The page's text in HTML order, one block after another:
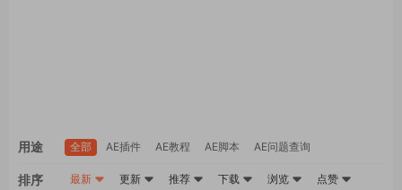
用途 全部 AE插件 AE教程 AE脚本 AE问题查询
排序 最新 更新 推荐 下载 浏览
点赞